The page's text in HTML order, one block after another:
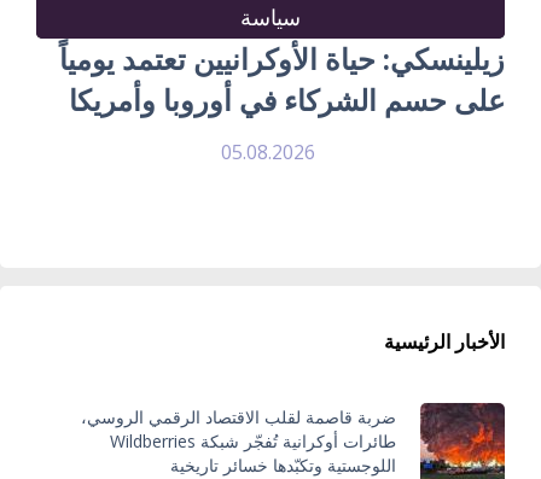
سياسة
زيلينسكي: حياة الأوكرانيين تعتمد يومياً
على حسم الشركاء في أوروبا وأمريكا
05.08.2026
الأخبار الرئيسية
ضربة قاصمة لقلب الاقتصاد الرقمي الروسي،
طائرات أوكرانية تُفجّر شبكة Wildberries
اللوجستية وتكبّدها خسائر تاريخية